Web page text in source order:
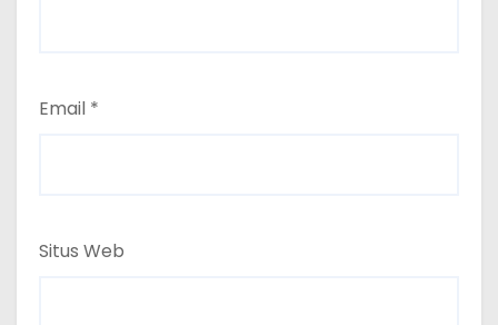
Email *
Situs Web